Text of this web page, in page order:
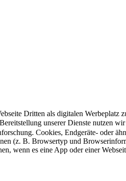
Dritten als digitalen Werbeplatz
unserer Dienste nutzen
Cookies, Endgeräte- oder
(z. B. Browsertyp und
wenn es eine App oder einer